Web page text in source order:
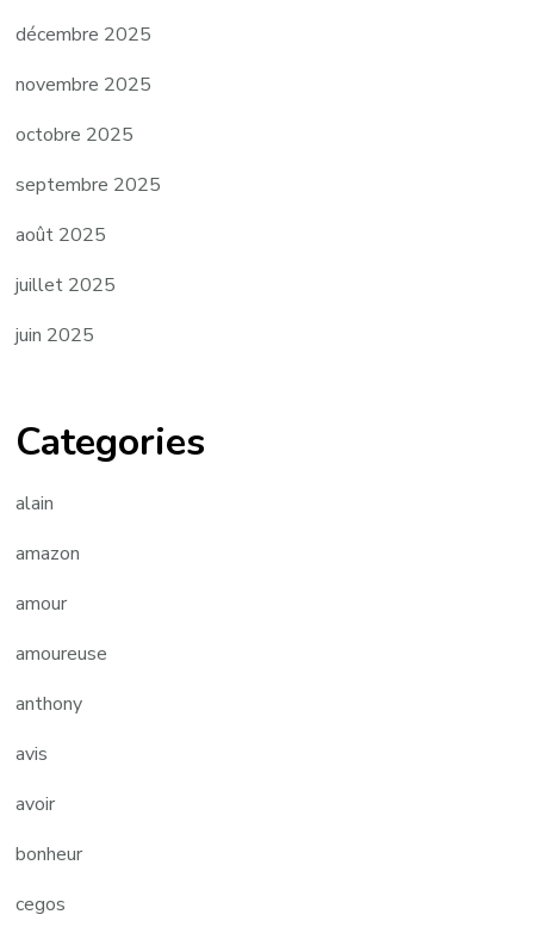
décembre 2025
novembre 2025
octobre 2025
septembre 2025
août 2025
juillet 2025
juin 2025
Categories
alain
amazon
amour
amoureuse
anthony
avis
avoir
bonheur
cegos